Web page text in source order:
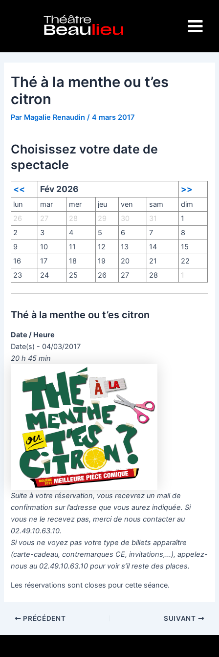
Menu
Thé à la menthe ou t’es
citron
Par Magalie Renaudin/4 mars 2017
Choisissez votre date de
spectacle
<< Fév 2026 >>
lun mar mer jeu ven sam
dim
26
27 28 29 30 31
1
2
3 4 5 6 7
8
9
10 11 12 13 14
15
16
17 18 19 20 21
22
23
24 25 26 27 28 1
Thé à la menthe ou t’es citron
Date / Heure
Date(s) - 04/03/2017
20 h 45 min
Suite à votre réservation, vous recevrez un mail de
confirmation sur l’adresse que vous aurez indiquée. Si
vous ne le recevez pas, merci de nous contacter au
02.49.10.63.10.
Si vous ne voyez pas votre type de billets apparaître
(carte-cadeau, contremarques CE, invitations,…), appelez-
nous au 02.49.10.63.10 pour voir s’il reste des places.
Les réservations sont closes pour cette séance.
PRÉCÉDENT SUIVANT